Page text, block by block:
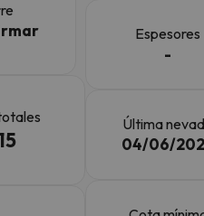
Espesores
-
Última
04/06/